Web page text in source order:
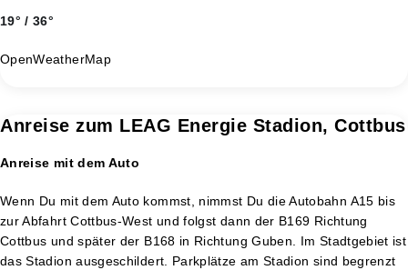
19° / 36°
OpenWeatherMap
Anreise zum LEAG Energie Stadion, Cottbus
Anreise mit dem Auto
Wenn Du mit dem Auto kommst, nimmst Du die Autobahn A15 bis
zur Abfahrt Cottbus-West und folgst dann der B169 Richtung
Cottbus und später der B168 in Richtung Guben. Im Stadtgebiet ist
das Stadion ausgeschildert. Parkplätze am Stadion sind begrenzt